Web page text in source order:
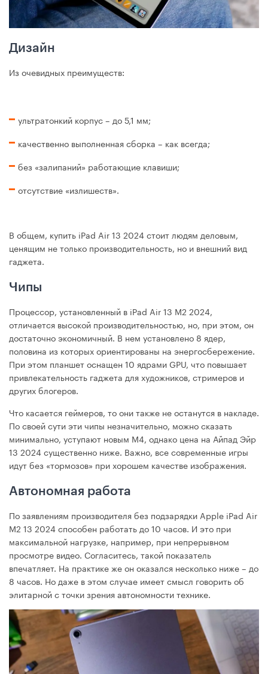
Дизайн
Из очевидных преимуществ:
ультратонкий корпус – до 5,1 мм;
качественно выполненная сборка – как всегда;
без «залипаний» работающие клавиши;
отсутствие «излишеств».
В общем, купить iPad Air 13 2024 стоит людям деловым,
ценящим не только производительность, но и внешний вид
гаджета.
Чипы
Процессор, установленный в iPad Air 13 М2 2024,
отличается высокой производительностью, но, при этом, он
достаточно экономичный. В нем установлено 8 ядер,
половина из которых ориентированы на энергосбережение.
При этом планшет оснащен 10 ядрами GPU, что повышает
привлекательность гаджета для художников, стримеров и
других блогеров.
Что касается геймеров, то они также не останутся в накладе.
По своей сути эти чипы незначительно, можно сказать
минимально, уступают новым М4, однако цена на Айпад Эйр
13 2024 существенно ниже. Важно, все современные игры
идут без «тормозов» при хорошем качестве изображения.
Автономная работа
По заявлениям производителя без подзарядки Apple iPad Air
М2 13 2024 способен работать до 10 часов. И это при
максимальной нагрузке, например, при непрерывном
просмотре видео. Согласитесь, такой показатель
впечатляет. На практике же он оказался несколько ниже – до
8 часов. Но даже в этом случае имеет смысл говорить об
элитарной с точки зрения автономности технике.